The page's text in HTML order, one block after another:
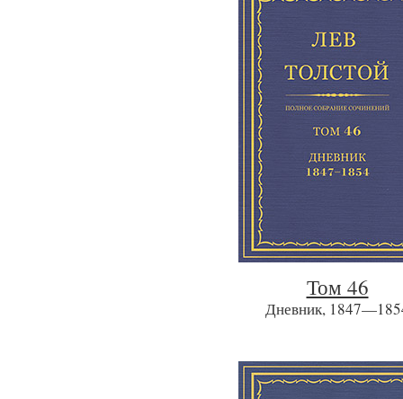
Том 46
Дневник,